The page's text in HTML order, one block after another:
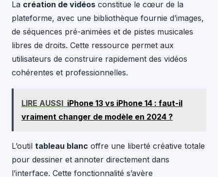
La création de vidéos constitue le cœur de la
plateforme, avec une bibliothèque fournie d’images,
de séquences pré-animées et de pistes musicales
libres de droits. Cette ressource permet aux
utilisateurs de construire rapidement des vidéos
cohérentes et professionnelles.
LIRE AUSSI iPhone 13 vs iPhone 14 : faut-il
vraiment changer de modèle en 2024 ?
L’outil tableau blanc offre une liberté créative totale
pour dessiner et annoter directement dans
l’interface. Cette fonctionnalité s’avère